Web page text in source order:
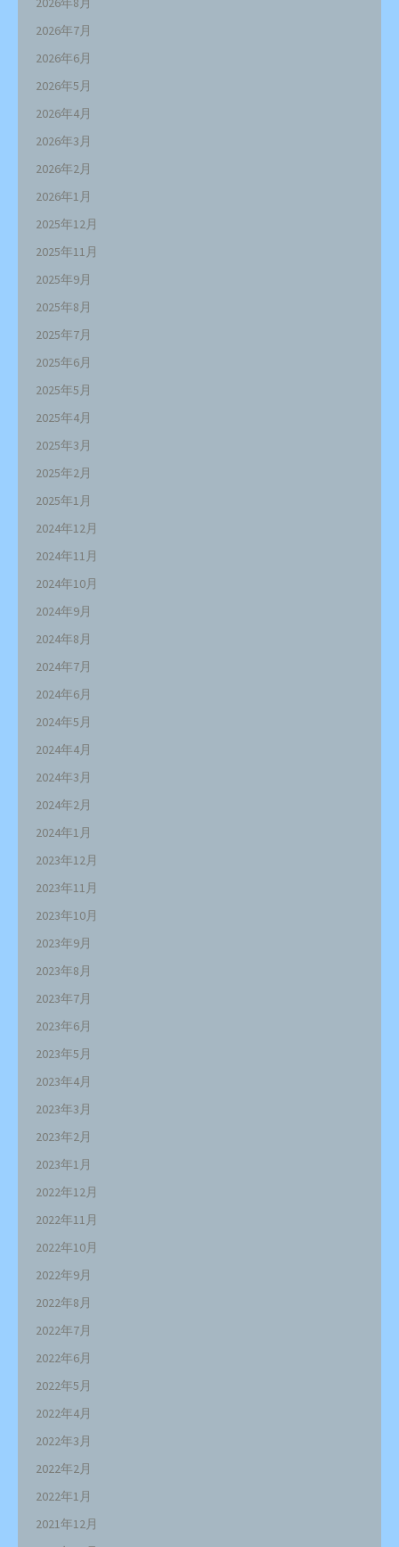
2026年7月
2026年6月
2026年5月
2026年4月
2026年3月
2026年2月
2026年1月
2025年12月
2025年11月
2025年9月
2025年8月
2025年7月
2025年6月
2025年5月
2025年4月
2025年3月
2025年2月
2025年1月
2024年12月
2024年11月
2024年10月
2024年9月
2024年8月
2024年7月
2024年6月
2024年5月
2024年4月
2024年3月
2024年2月
2024年1月
2023年12月
2023年11月
2023年10月
2023年9月
2023年8月
2023年7月
2023年6月
2023年5月
2023年4月
2023年3月
2023年2月
2023年1月
2022年12月
2022年11月
2022年10月
2022年9月
2022年8月
2022年7月
2022年6月
2022年5月
2022年4月
2022年3月
2022年2月
2022年1月
2021年12月